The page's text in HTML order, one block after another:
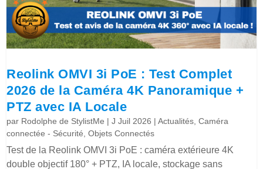
Reolink OMVI 3i PoE : Test Complet
2026 de la Caméra 4K Panoramique +
PTZ avec IA Locale
par Rodolphe de StylistMe |J Juil 2026 |Actualités ,Caméra
connectée - Sécurité ,Objets Connectés
Test de la Reolink OMVI 3i PoE : caméra extérieure 4K
double objectif 180° + PTZ, IA locale, stockage sans